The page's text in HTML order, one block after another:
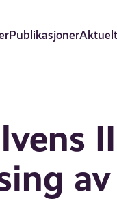
PublikasjonerAktuelt